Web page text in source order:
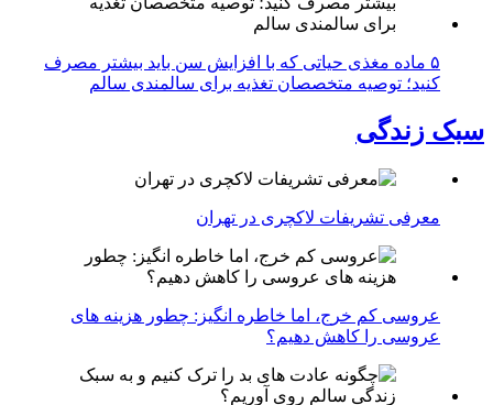
۵ ماده مغذی حیاتی که با افزایش سن باید بیشتر مصرف
کنید؛ توصیه متخصصان تغذیه برای سالمندی سالم
سبک زندگی
معرفی تشریفات لاکچری در تهران
عروسی کم خرج، اما خاطره انگیز: چطور هزینه های
عروسی را کاهش دهیم؟